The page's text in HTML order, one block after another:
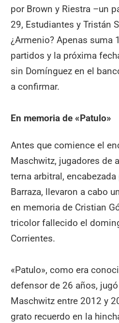
por Brown y Riestra –un
29, Estudiantes y Tristán
¿Armenio? Apenas suma
partidos y la próxima
sin Domínguez en el
a confirmar.
En memoria de «Patulo»
Antes que comience el
Maschwitz, jugadores de
terna arbitral,
Barraza, llevaron a cabo
en memoria de Cristian
tricolor fallecido el
Corrientes.
«Patulo», como era
defensor de 26 años,
Maschwitz entre 2012 y
grato recuerdo en la